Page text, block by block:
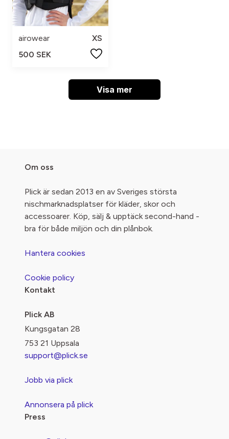
airowear
XS
500 SEK
Visa mer
Om oss
Plick är sedan 2013 en av Sveriges största
nischmarknadsplatser för kläder, skor och
accessoarer. Köp, sälj & upptäck second-hand -
bra för både miljön och din plånbok.
Hantera cookies
Cookie policy
Kontakt
Plick AB
Kungsgatan 28
753 21 Uppsala
support@plick.se
Jobb via plick
Annonsera på plick
Press